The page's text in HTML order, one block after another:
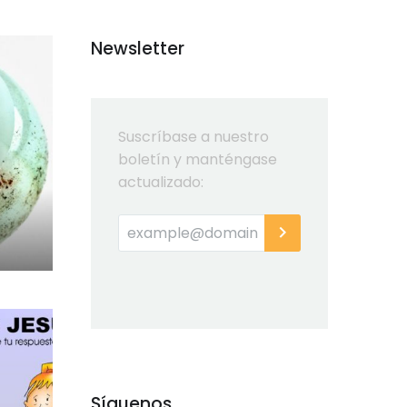
Newsletter
Suscríbase a nuestro
boletín y manténgase
actualizado: